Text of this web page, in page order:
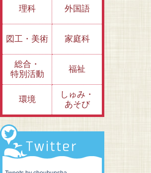
理科 外国語
図工・美術 家庭科
総合・
特別活動
福祉
環境
しゅみ・
あそび